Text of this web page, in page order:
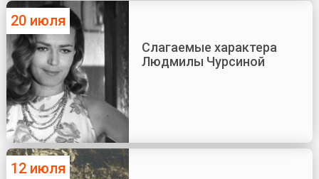
20 июля
Слагаемые характера
Людмилы Чурсиной
12 июля